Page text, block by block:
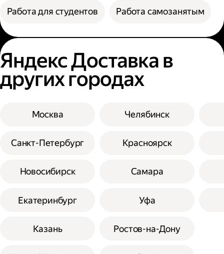
Работа для студентов Работа самозанятым
Яндекс Доставка в
других городах
Москва
Санкт-Петербург
Новосибирск
Екатеринбург
Казань
Челябинск
Красноярск
Самара
Уфа
Ростов-на-Дону